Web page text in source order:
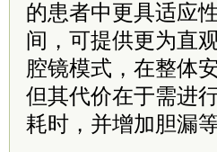
的患者中更具适应
间，可提供更为直
腔镜模式，在整体
但其代价在于需进
耗时，并增加胆漏